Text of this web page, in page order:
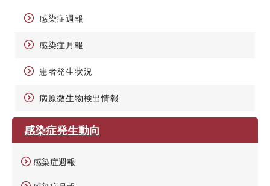
感染症週報
感染症月報
患者発生状況
病原微生物検出情報
感染症発生動向
感染症週報